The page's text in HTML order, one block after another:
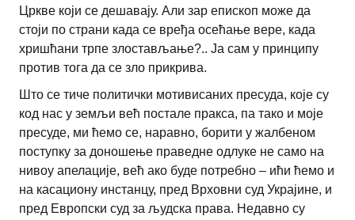
Цркве који се дешавају. Али зар епископ може да
стоји по страни када се вређа осећање вере, када
хришћани трпе злостављање?.. Ја сам у принципу
против тога да се зло прикрива.
Што се тиче политички мотивисаних пресуда, које су
код нас у земљи већ постале пракса, па тако и моје
пресуде, ми ћемо се, наравно, борити у жалбеном
поступку за доношење праведне одлуке не само на
нивоу апелације, већ ако буде потребно – ићи ћемо и
на касациону инстанцу, пред Врховни суд Украјине, и
пред Европски суд за људска права. Недавно су